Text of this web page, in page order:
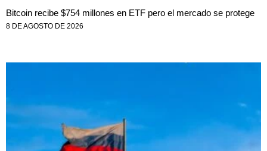
Bitcoin recibe $754 millones en ETF pero el mercado se protege
8 DE AGOSTO DE 2026